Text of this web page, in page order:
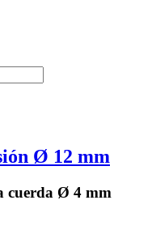
Ø 12 mm
cuerda Ø 4 mm